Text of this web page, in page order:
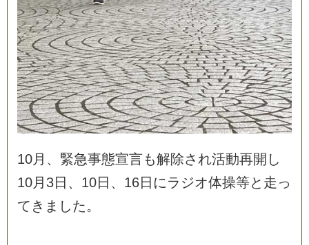
10月 、 緊急事態宣言も解除さ れ活動再開 し
10月 3日 、 10日 、 16日 にラ ジオ体操等と 走 っ
て き ま した。